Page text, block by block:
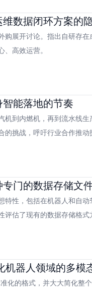
数据闭环方案的
购展开讨论。指出自研存
高效运营。
能落地的节奏
机到内燃机，再到流水线
挑战，呼吁行业合作推动
门的数据存储文
特性，包括在机器人和自
机器人领域的多模
化的格式，并大大简化整